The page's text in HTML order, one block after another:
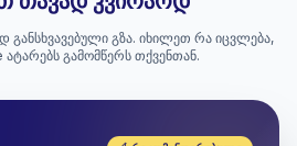
გზა. იხილეთ რა იცვლება,
გამომწერს თქვენთან.